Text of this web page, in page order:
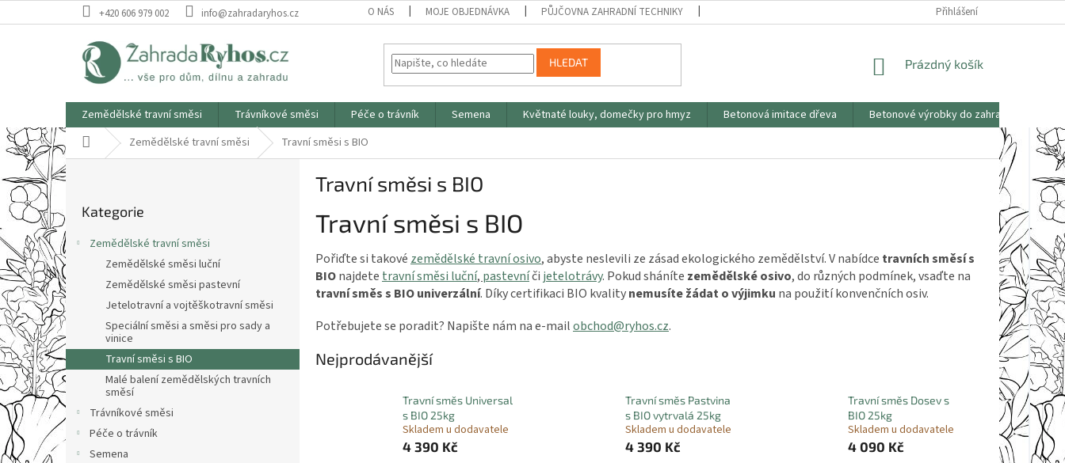
na
+420 606 979 002 info@zahradaryhos.cz O NÁS MOJE OBJEDNÁVKA PŮJČOVNA ZAHRADNÍ TECHNIKY PODMÍNKY OCHRANY
Přihlášení
HLEDAT
NÁKUPNÍ
Prázdný košík
Zemědělské travní směsi Trávníkové směsi Péče o trávník Semena Květnaté louky, domečky pro hmyz Betonová imitace dřeva Betonové výrobky do zahrad
Domů Zemědělské travní směsi Travní směsi s BIO
P
o
r
a
n
n
í
p
a
n
e
l
kategorie
Kategorie
Zemědělské travní směsi
Zemědělské směsi luční
Zemědělské směsi pastevní
Jetelotravní a vojtěškotravní směsi
Speciální směsi a směsi pro sady a
vinice
Travní směsi s BIO
Malé balení zemědělských travních
směsí
Trávníkové směsi
Péče o trávník
Semena
Travní směsi s BIO
Travní směsi s BIO
Pořiďte si takové zemědělské travní osivo, abyste neslevili ze zásad ekologického zemědělství. V nabídce travních směsí s
BIOnajdete travní směsi luční, pastevníči jetelotrávy. Pokud sháníte zemědělské osivo, do různých podmínek, vsaďte na
travní směs s BIO univerzální. Díky certifikaci BIO kvalitynemusíte žádat o výjimku na použití konvenčních osiv.
Potřebujete se poradit? Napište nám na e-mailobchod@ryhos.cz.
Nejprodávanější
Travní směs Universal
s BIO 25kg
Skladem u dodavatele
4 390 Kč
Travní směs Pastvina
s BIO vytrvalá 25kg
Skladem u dodavatele
4 390 Kč
Travní směs Dosev s
BIO 25kg
Skladem u dodavatele
4 090 Kč